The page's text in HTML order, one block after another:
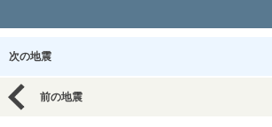
次の地震
前の地震